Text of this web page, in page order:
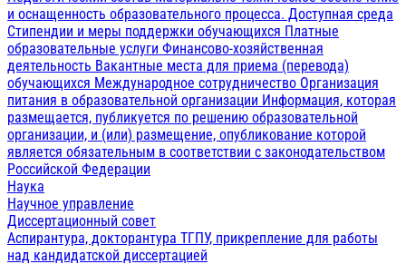
и оснащенность образовательного процесса. Доступная среда
Стипендии и меры поддержки обучающихся Платные
образовательные услуги Финансово-хозяйственная
деятельность Вакантные места для приема (перевода)
обучающихся Международное сотрудничество Организация
питания в образовательной организации Информация, которая
размещается, публикуется по решению образовательной
организации, и (или) размещение, опубликование которой
является обязательным в соответствии с законодательством
Российской Федерации
Наука
Научное управление
Диссертационный совет
Аспирантура, докторантура ТГПУ, прикрепление для работы
над кандидатской диссертацией